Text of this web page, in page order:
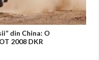
din China: O
2008 DKR